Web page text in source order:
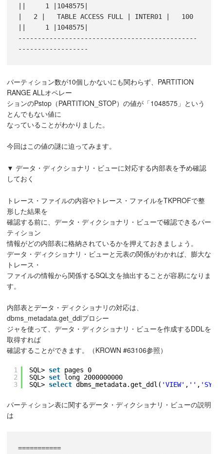
||     1 |1048575|
|   2 |   TABLE ACCESS FULL | INTER01 |   100
||     1 |1048575|
----------------------------------------------
パーティション数が10個しかないにも関わらず、PARTITION
RANGE ALLオペレー
ションのPstop（PARTITION_STOP）の値が「1048575」という
とんでもない値に
なっていることがわかりました。
今回はこの値の謎に迫ってみます。
▼ データ・ディクショナリ・ビューに対応する内部表を予め確認
しておく
トレース・ファイルの内容やトレース・ファイルをTKPROFで整
形した結果を
確認する前に、データ・ディクショナリ・ビューで確認できるパー
ティション
情報がどの内部表に格納されているかを押えておきましょう。
データ・ディクショナリ・ビューと元表の関係がわかれば、膨大な
トレース・
ファイルの情報から関係するSQL文を抽出することが容易になりま
す。
内部表とデータ・ディクショナリの対応は、
dbms_metadata.get_ddlプロシー
ジャを使って、データ・ディクショナリ・ビューを作成するDDLを
取得すれば
確認することができます。（KROWN #63106参照）
1
2
3
SQL> set pages 0
SQL> set long 2000000000
SQL> select dbms_metadata.get_ddl( 'VIEW' , '' ,
パーティション表に関するデータ・ディクショナリ・ビューの説明
は
===========